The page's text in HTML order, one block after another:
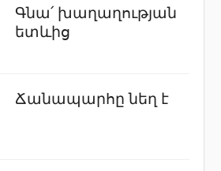
Գնա՛ խաղաղության
ետևից
Ճանապարհը նեղ է